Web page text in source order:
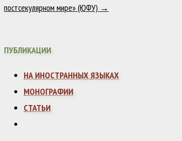
постсекулярном мире» (ЮФУ) →
ПУБЛИКАЦИИ
НА ИНОСТРАННЫХ ЯЗЫКАХ
МОНОГРАФИИ
СТАТЬИ